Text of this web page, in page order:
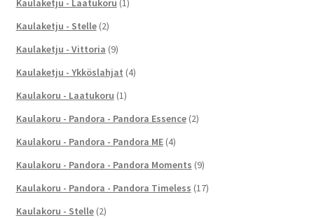
Kaulaketju - Laatukoru (1)
Kaulaketju - Stelle (2)
Kaulaketju - Vittoria (9)
Kaulaketju - Ykköslahjat (4)
Kaulakoru - Laatukoru (1)
Kaulakoru - Pandora - Pandora Essence (2)
Kaulakoru - Pandora - Pandora ME (4)
Kaulakoru - Pandora - Pandora Moments (9)
Kaulakoru - Pandora - Pandora Timeless (17)
Kaulakoru - Stelle (2)